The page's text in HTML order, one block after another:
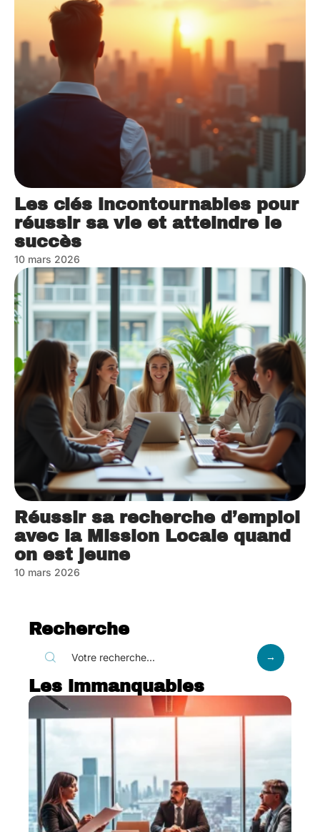
Les clés incontournables pour
réussir sa vie et atteindre le
succès
10 mars 2026
Réussir sa recherche d’emploi
avec la Mission Locale quand
on est jeune
10 mars 2026
Recherche
Les immanquables